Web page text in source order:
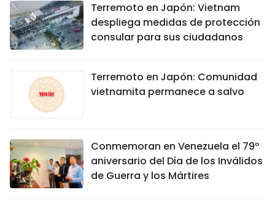
Terremoto en Japón: Vietnam
despliega medidas de protección
consular para sus ciudadanos
Terremoto en Japón: Comunidad
vietnamita permanece a salvo
Conmemoran en Venezuela el 79º
aniversario del Día de los Inválidos
de Guerra y los Mártires